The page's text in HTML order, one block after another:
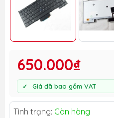
650.000₫
Giá đã bao gồm VAT
Tình trạng: Còn hàng